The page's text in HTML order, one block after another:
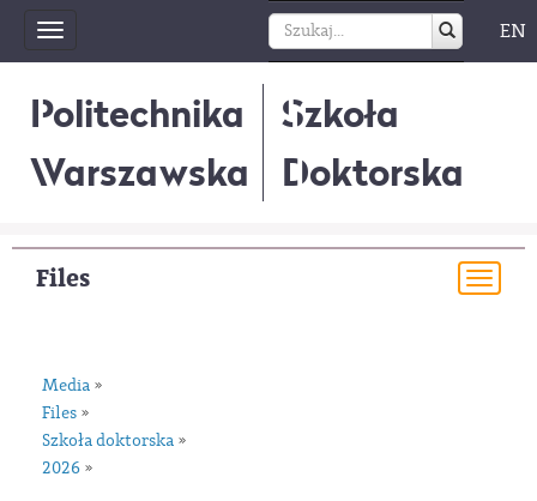
Toggle
navigation
EN
Politechnika
Warszawska
Szkoła
Doktorska
Files
Media »
Files »
Szkoła doktorska »
2026 »